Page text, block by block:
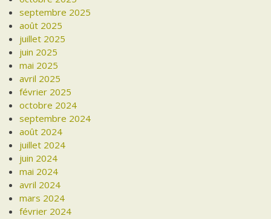
septembre 2025
août 2025
juillet 2025
juin 2025
mai 2025
avril 2025
février 2025
octobre 2024
septembre 2024
août 2024
juillet 2024
juin 2024
mai 2024
avril 2024
mars 2024
février 2024